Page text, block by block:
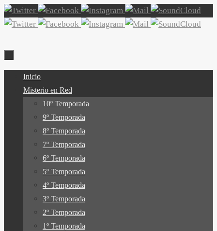
Ir
al
contenido
Inicio
Misterio en Red
10º Temporada
9º Temporada
8º Temporada
7º Temporada
6º Temporada
5º Temporada
4º Temporada
3º Temporada
2º Temporada
1º Temporada